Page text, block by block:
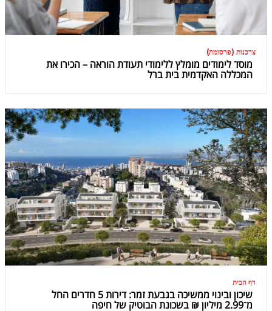
צרכנות (פרסומת)
מוסד לימודים מומלץ ללימודי תעודת הוראה – הכירו את
המכללה האקדמית בית ברל
דף הבית
שיכון ובינוי ממשיכה בגבעת זמר: דירות 5 חדרים החל
מ־2.99 מיליון ₪ בשכונת הבוטיק של חיפה